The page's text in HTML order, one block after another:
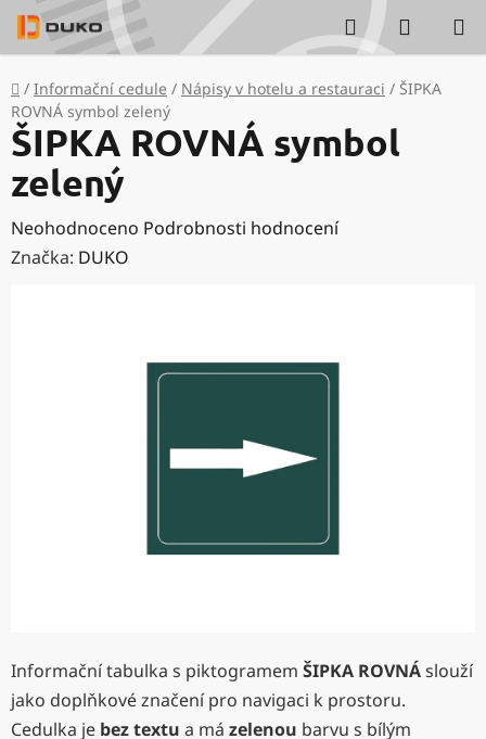
Přejít
na
obsah
Hledat
KOŠÍK
Domů
/ Informační cedule / Nápisy v hotelu a restauraci / ŠIPKA
ROVNÁ symbol zelený
Informační tabulka s piktogramem ŠIPKA ROVNÁslouží
jako doplňkové značení pro navigaci k prostoru.
Cedulka je bez textu a má zelenou barvu s bílým
ŠIPKA ROVNÁ symbol
zelený
Průměrné
hodnocení
Neohodnoceno Podrobnosti hodnocení
Značka: DUKO